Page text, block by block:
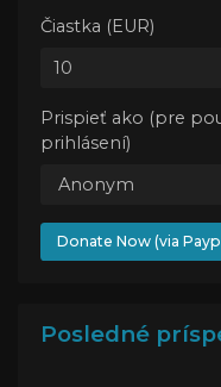
Čiastka (EUR)
Prispieť ako (pre
prihlásení)
Donate Now (via
Posledné